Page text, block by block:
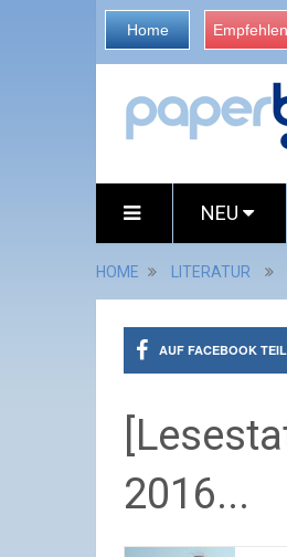
Home
NEU
HOME LITERATUR
AUF FACEBOOK
2016...